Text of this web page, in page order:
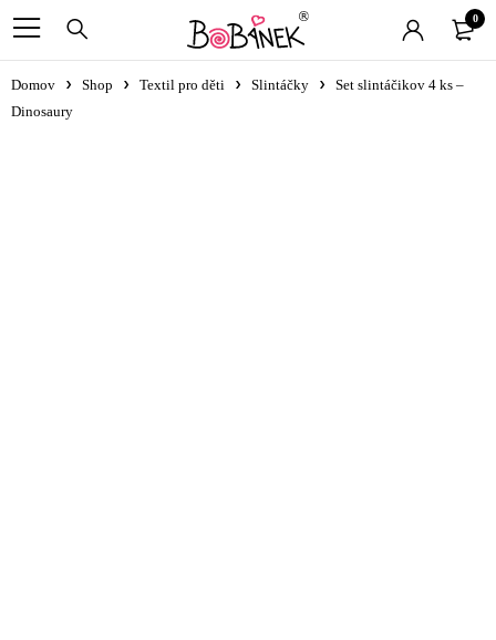
0
Domov Shop Textil pro děti Slintáčky
Set slintáčikov 4 ks –
Dinosaury